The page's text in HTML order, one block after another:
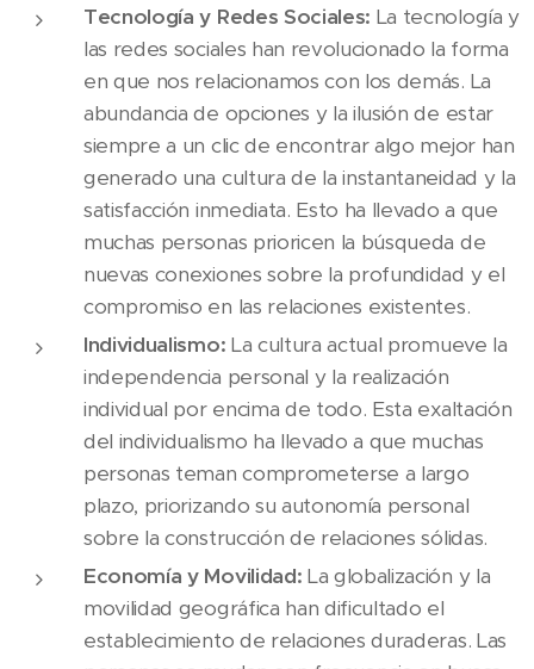
Tecnología y Redes Sociales: La tecnología y
las redes sociales han revolucionado la forma
en que nos relacionamos con los demás. La
abundancia de opciones y la ilusión de estar
siempre a un clic de encontrar algo mejor han
generado una cultura de la instantaneidad y la
satisfacción inmediata. Esto ha llevado a que
muchas personas prioricen la búsqueda de
nuevas conexiones sobre la profundidad y el
compromiso en las relaciones existentes.
Individualismo: La cultura actual promueve la
independencia personal y la realización
individual por encima de todo. Esta exaltación
del individualismo ha llevado a que muchas
personas teman comprometerse a largo
plazo, priorizando su autonomía personal
sobre la construcción de relaciones sólidas.
Economía y Movilidad: La globalización y la
movilidad geográfica han dificultado el
establecimiento de relaciones duraderas. Las